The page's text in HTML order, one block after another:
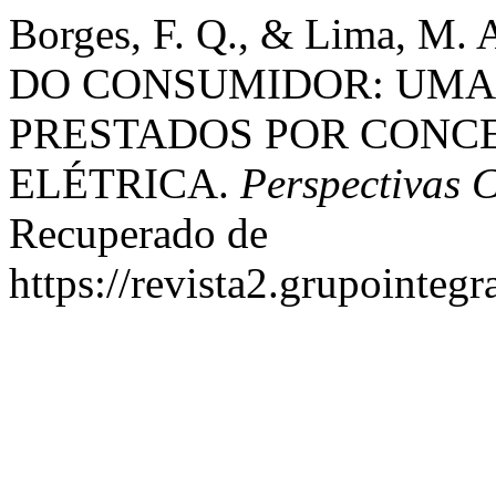
Borges, F. Q., & Lima, M.
DO CONSUMIDOR:
PRESTADOS POR
ELÉTRICA. Perspectivas
Recuperado de
https://